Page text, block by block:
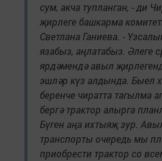
сум, акча тупланган, - ди
җирлеге башкарма
Светлана Ганиева. -
язабыз, аңлатабыз. Әлеге
ярдәмендә авыл
эшләр күз алдында. Быел
беренче чиратта тагылма
бергә трактор алырга
Бүген аңа ихтыяҗ зур.
транспорты очередь мы
приобрести трактор со